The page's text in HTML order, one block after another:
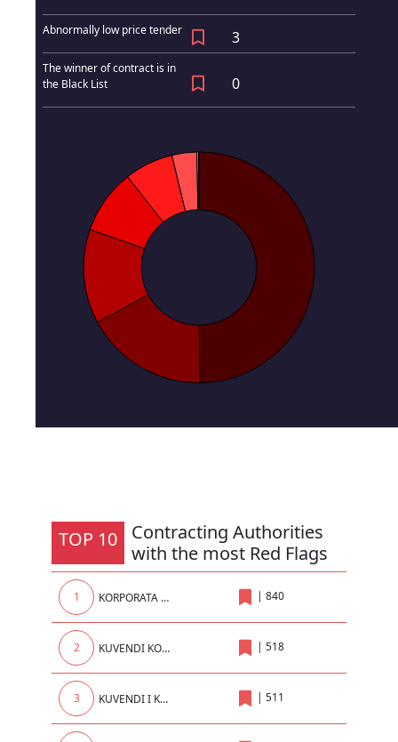
Abnormally low price tender 3
The winner of contract is in
the Black List
0
TOP 10
Contracting Authorities
with the most Red Flags
1 KORPORATA ENERGJETIKE E KOSOVES sh.a. | 840
2 KUVENDI KOMUNAL | 518
3 KUVENDI I KOMUNES SE PRISHTINES | 511